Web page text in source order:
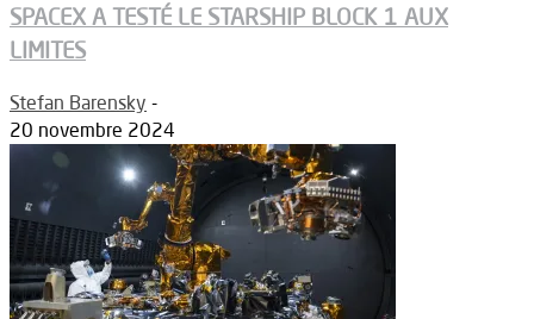
SPACEX A TESTÉ LE STARSHIP BLOCK 1 AUX
LIMITES
Stefan Barensky -
20 novembre 2024